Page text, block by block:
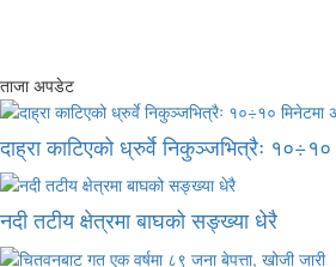
ताजा अपडेट
दाह्रा काटिएको ध्रुर्वे निकुञ्जभित्रैः
नदी तटीय क्षेत्रमा बाघको सङ्ख्या धेरै